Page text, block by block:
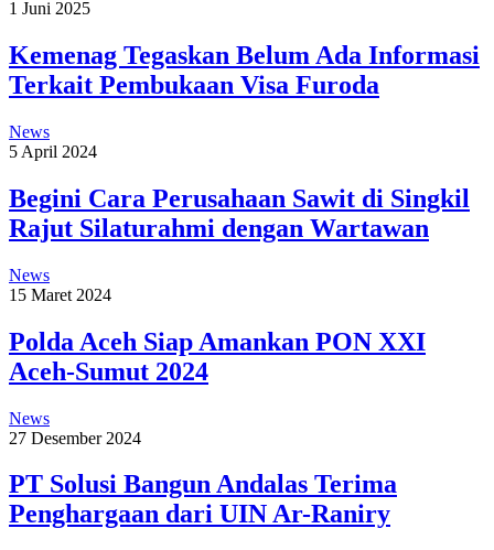
1 Juni 2025
Kemenag Tegaskan Belum Ada Informasi
Terkait Pembukaan Visa Furoda
News
5 April 2024
Begini Cara Perusahaan Sawit di Singkil
Rajut Silaturahmi dengan Wartawan
News
15 Maret 2024
Polda Aceh Siap Amankan PON XXI
Aceh-Sumut 2024
News
27 Desember 2024
PT Solusi Bangun Andalas Terima
Penghargaan dari UIN Ar-Raniry